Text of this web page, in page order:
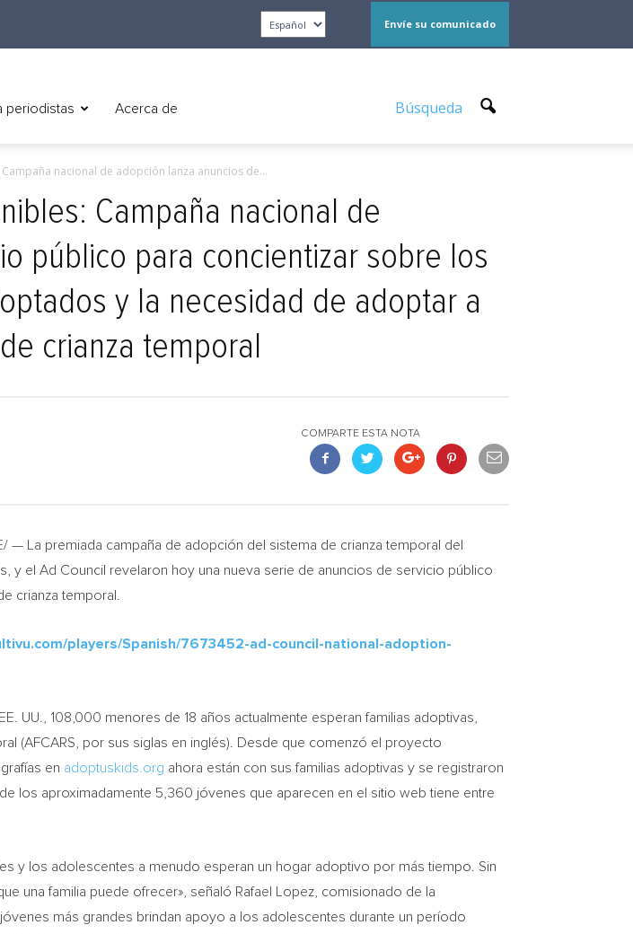
Envíe su comunicado
periodistas Acerca de Búsqueda
nacional de adopción lanza anuncios de...
Campaña nacional de
público para concientizar sobre los
y la necesidad de adoptar a
crianza temporal
COMPARTE ESTA NOTA
— La premiada campaña de adopción del sistema de crianza temporal del
y el Ad Council revelaron hoy una nueva serie de anuncios de servicio público
crianza temporal.
players/Spanish/7673452-ad-council-national-adoption-
UU., 108,000 menores de 18 años actualmente esperan familias adoptivas,
(AFCARS, por sus siglas en inglés). Desde que comenzó el proyecto
en adoptuskids.org ahora están con sus familias adoptivas y se registraron
los aproximadamente 5,360 jóvenes que aparecen en el sitio web tiene entre
y los adolescentes a menudo esperan un hogar adoptivo por más tiempo. Sin
una familia puede ofrecer», señaló Rafael Lopez , comisionado de la
más grandes brindan apoyo a los adolescentes durante un período